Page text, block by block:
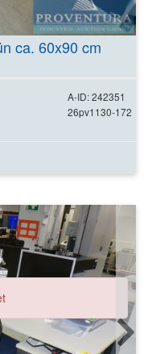
ca. 60x90 cm
A-ID: 242351
26pv1130-172